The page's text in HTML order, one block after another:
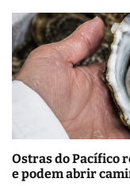
Ostras do Pacífico
e podem abrir